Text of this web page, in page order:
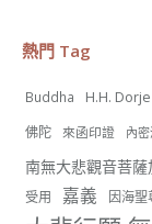
週日（7/19
55 28 則
熱門 Tag
Buddha H.H.
佛陀 來函印證 內
南無大悲觀音菩
受用 嘉義 因海聖